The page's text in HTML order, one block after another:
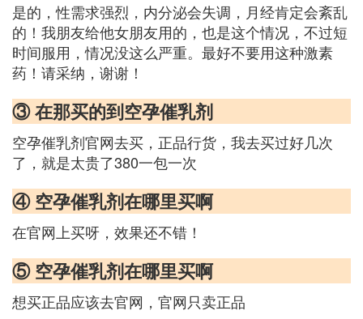
是的，性需求强烈，内分泌会失调，月经肯定会紊乱
的！我朋友给他女朋友用的，也是这个情况，不过短
时间服用，情况没这么严重。最好不要用这种激素
药！请采纳，谢谢！
③ 在那买的到空孕催乳剂
空孕催乳剂官网去买，正品行货，我去买过好几次
了，就是太贵了380一包一次
④ 空孕催乳剂在哪里买啊
在官网上买呀，效果还不错！
⑤ 空孕催乳剂在哪里买啊
想买正品应该去官网，官网只卖正品